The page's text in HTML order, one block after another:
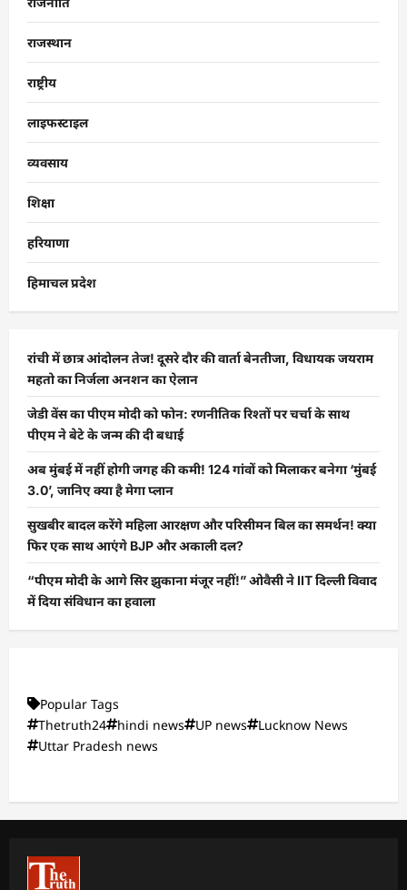
राजस्थान
राष्ट्रीय
लाइफस्टाइल
व्यवसाय
शिक्षा
हरियाणा
हिमाचल प्रदेश
रांची में छात्र आंदोलन तेज! दूसरे दौर की वार्ता बेनतीजा, विधायक जयराम
महतो का निर्जला अनशन का ऐलान
जेडी वेंस का पीएम मोदी को फोन: रणनीतिक रिश्तों पर चर्चा के साथ
पीएम ने बेटे के जन्म की दी बधाई
अब मुंबई में नहीं होगी जगह की कमी! 124 गांवों को मिलाकर बनेगा ‘मुंबई
3.0’, जानिए क्या है मेगा प्लान
सुखबीर बादल करेंगे महिला आरक्षण और परिसीमन बिल का समर्थन! क्या
फिर एक साथ आएंगे BJP और अकाली दल?
“पीएम मोदी के आगे सिर झुकाना मंजूर नहीं!” ओवैसी ने IIT दिल्ली विवाद
में दिया संविधान का हवाला
Popular Tags
Thetruth24
hindi news UP news
Lucknow News
Uttar Pradesh news